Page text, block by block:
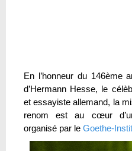
En l’honneur du 146ème
d’Hermann Hesse, le
et essayiste allemand, la
renom est au cœur
organisé par le Goethe-